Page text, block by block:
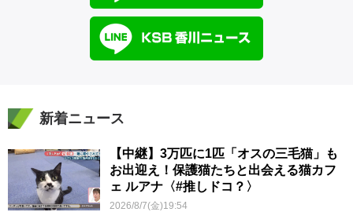
新着ニュース
【中継】3万匹に1匹「オスの三毛猫」も
お出迎え！保護猫たちと出会える猫カフ
ェ ルアナ〈#推しドコ？〉
2026/8/7(金)19:54